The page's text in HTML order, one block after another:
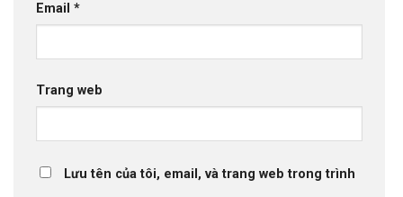
Email *
Trang web
Lưu tên của tôi, email, và trang web trong trình